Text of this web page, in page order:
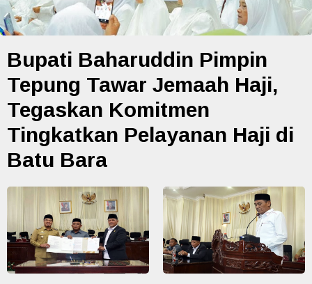
Bupati Baharuddin Pimpin
Tepung Tawar Jemaah Haji,
Tegaskan Komitmen
Tingkatkan Pelayanan Haji di
Batu Bara